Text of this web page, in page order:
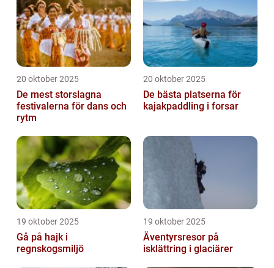
20 oktober 2025
De mest storslagna
festivalerna för dans och
rytm
20 oktober 2025
De bästa platserna för
kajakpaddling i forsar
19 oktober 2025
Gå på hajk i
regnskogsmiljö
19 oktober 2025
Äventyrsresor på
isklättring i glaciärer